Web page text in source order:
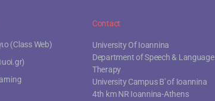
(Class Web)
Contact
University Of Ioannina
Department of Speech & Language
Therapy
University Campus B' of Ioannina
4th km NR Ioannina-Athens